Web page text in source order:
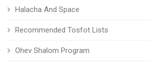
Halacha And Space
Recommended Tosfot Lists
Ohev Shalom Program